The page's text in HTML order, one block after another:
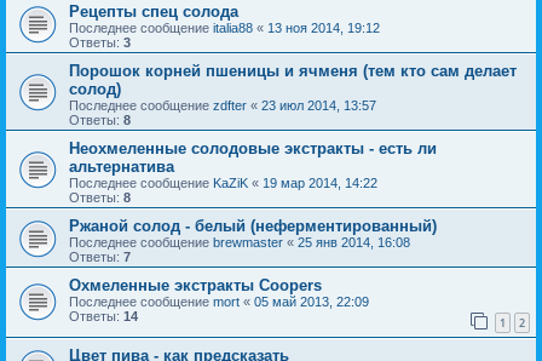
Рецепты спец солода
Последнее сообщение italia88 « 13 ноя 2014, 19:12
Ответы: 3
Порошок корней пшеницы и ячменя (тем кто сам делает
солод)
Последнее сообщение zdfter « 23 июл 2014, 13:57
Ответы: 8
Неохмеленные солодовые экстракты - есть ли
альтернатива
Последнее сообщение KaZiK « 19 мар 2014, 14:22
Ответы: 8
Ржаной солод - белый (неферментированный)
Последнее сообщение brewmaster « 25 янв 2014, 16:08
Ответы: 7
Охмеленные экстракты Coopers
Последнее сообщение mort « 05 май 2013, 22:09
Ответы: 14 1 2
Цвет пива - как предсказать